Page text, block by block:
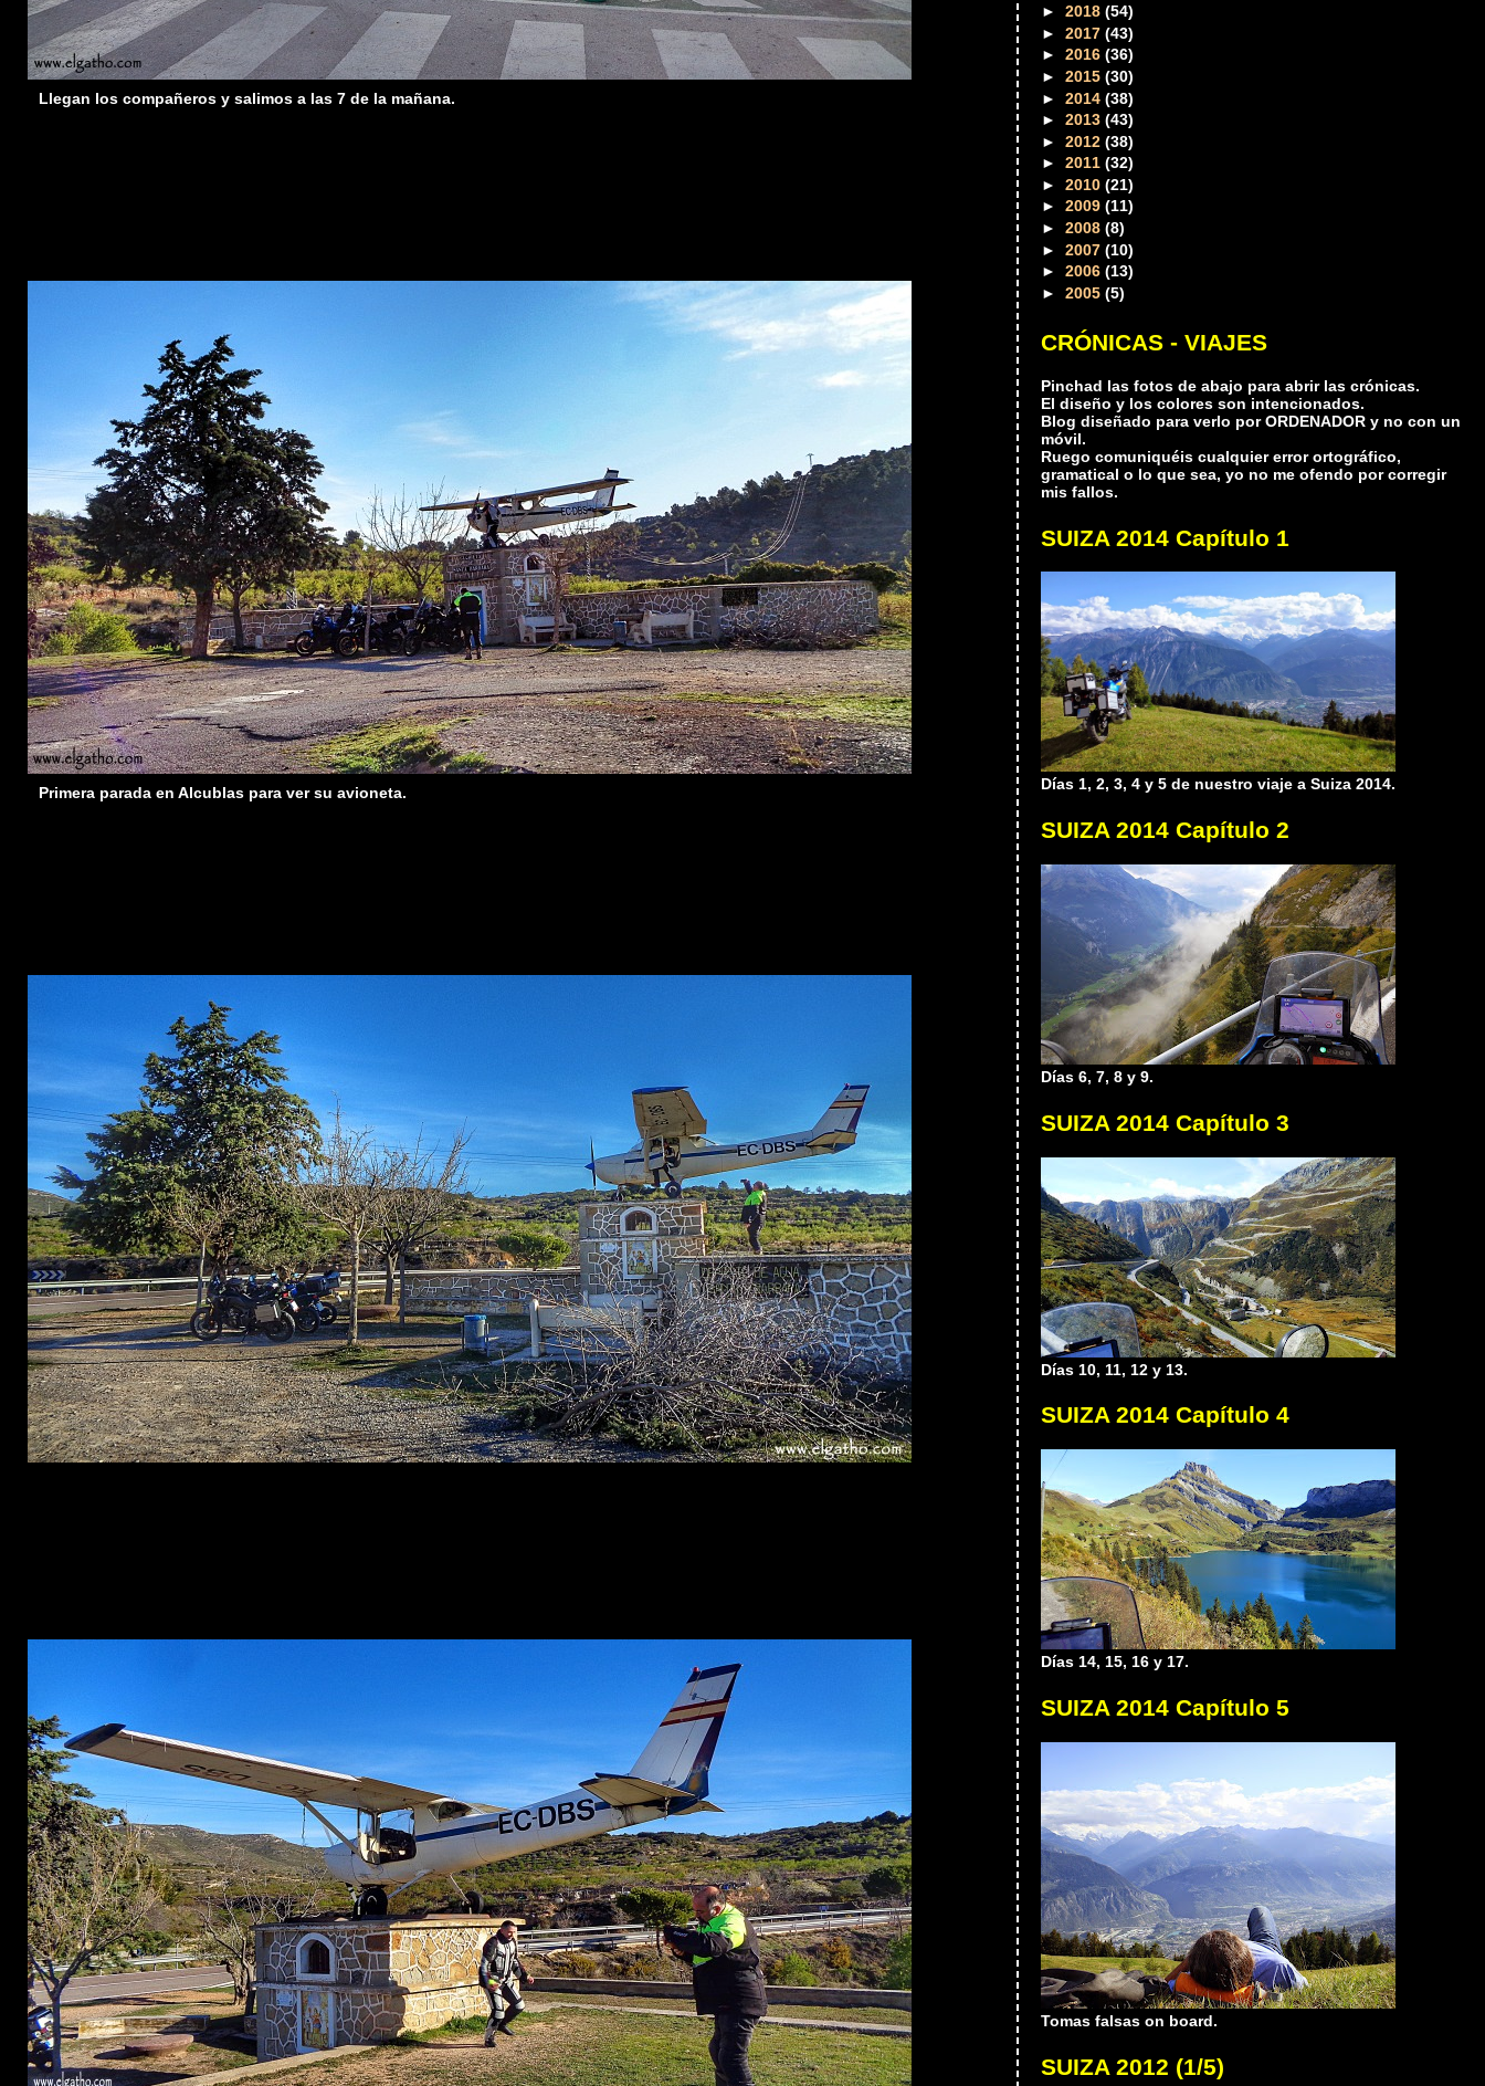
Llegan los compañeros y salimos a las 7 de la mañana.
Primera parada en Alcublas para ver su avioneta.
►2018(54)
►2017(43)
►2016(36)
►2015(30)
►2014(38)
►2013(43)
►2012(38)
►2011(32)
►2010(21)
►2009(11)
►2008(8)
►2007(10)
►2006(13)
►2005(5)
CRÓNICAS - VIAJES
Pinchad las fotos de abajo para abrir las crónicas.
El diseño y los colores son intencionados.
Blog diseñado para verlo por ORDENADOR y no con un
móvil.
Ruego comuniquéis cualquier error ortográfico,
gramatical o lo que sea, yo no me ofendo por corregir
mis fallos.
SUIZA 2014 Capítulo 1
Días 1, 2, 3, 4 y 5 de nuestro viaje a Suiza 2014.
SUIZA 2014 Capítulo 2
Días 6, 7, 8 y 9.
SUIZA 2014 Capítulo 3
Días 10, 11, 12 y 13.
SUIZA 2014 Capítulo 4
Días 14, 15, 16 y 17.
SUIZA 2014 Capítulo 5
Tomas falsas on board.
SUIZA 2012 (1/5)